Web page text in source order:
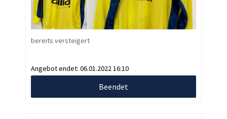
bereits versteigert
Angebot endet: 06.01.2022 16:10
Beendet